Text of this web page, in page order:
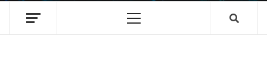
Primary